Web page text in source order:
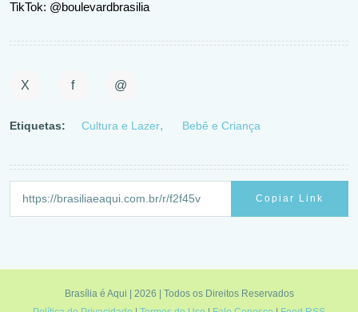
TikTok: @boulevardbrasilia
X f @
Etiquetas: Cultura e Lazer Bebê e Criança
Copiar Link
Brasília é Aqui | 2026 | Todos os Direitos Reservados